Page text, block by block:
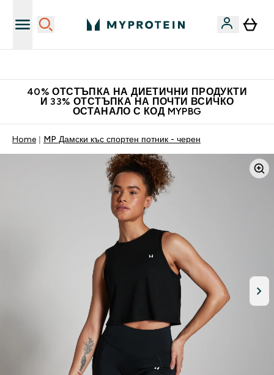
40% ОТСТЪПКА НА ДИЕТИЧНИ ПРОДУКТИ
И 33% ОТСТЪПКА НА ПОЧТИ ВСИЧКО
ОСТАНАЛО С КОД MYPBG
Home MP Дамски къс спортен потник - черен